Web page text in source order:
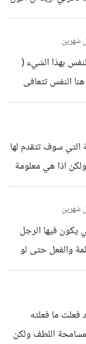
شهرين
بهذا الشيء (
النفس تتعافى
عليها الى صورة
ومقالات والكتب هي ما بعد
اقل مدة 3 اشهر او 6 اشهر حسب وصف الطبيب
وانفتاح النفس
تساعد على
سوف تتقدم لها
اذا هي معلومة
أصول او
عن قصة عائلةشهرين
يكون فيها الرجل
والفعل حتى لو
ورسميات
( الي بسمعه
قائمة -
فعلت ما فعلته
اللطف ولكن